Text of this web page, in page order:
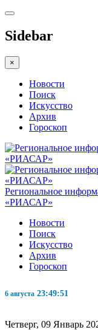
Sidebar
×
Новости
Поиск
Искусство
Архив
Гороскоп
Региональное
«РИАСАР»
Новости
Поиск
Искусство
Архив
Гороскоп
6 августа 23:49:52
Четверг, 09 Январь